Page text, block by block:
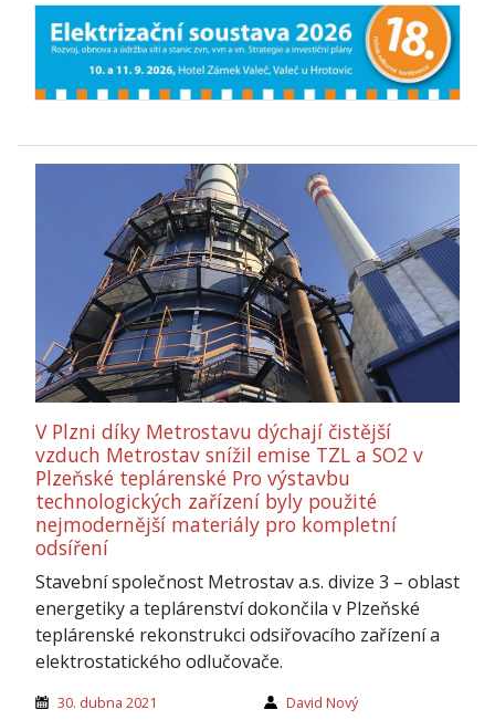
V Plzni díky Metrostavu dýchají čistější
vzduch Metrostav snížil emise TZL a SO2 v
Plzeňské teplárenské Pro výstavbu
technologických zařízení byly použité
nejmodernější materiály pro kompletní
odsíření
Stavební společnost Metrostav a.s. divize 3 – oblast
energetiky a teplárenství dokončila v Plzeňské
teplárenské rekonstrukci odsiřovacího zařízení a
elektrostatického odlučovače.
30. dubna 2021 David Nový